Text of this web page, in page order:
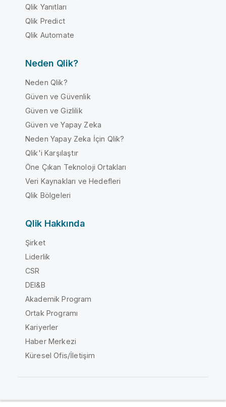
Qlik Yanıtları
Qlik Predict
Qlik Automate
Neden Qlik?
Neden Qlik?
Güven ve Güvenlik
Güven ve Gizlilik
Güven ve Yapay Zeka
Neden Yapay Zeka İçin Qlik?
Qlik'i Karşılaştır
Öne Çıkan Teknoloji Ortakları
Veri Kaynakları ve Hedefleri
Qlik Bölgeleri
Qlik Hakkında
Şirket
Liderlik
CSR
DEI&B
Akademik Program
Ortak Programı
Kariyerler
Haber Merkezi
Küresel Ofis/İletişim